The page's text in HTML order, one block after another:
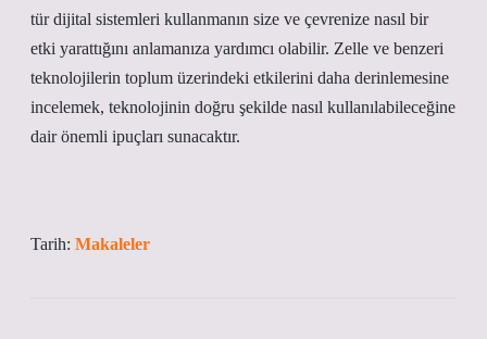
tür dijital sistemleri kullanmanın size ve çevrenize nasıl bir
etki yarattığını anlamanıza yardımcı olabilir. Zelle ve benzeri
teknolojilerin toplum üzerindeki etkilerini daha derinlemesine
incelemek, teknolojinin doğru şekilde nasıl kullanılabileceğine
dair önemli ipuçları sunacaktır.
Tarih: Makaleler